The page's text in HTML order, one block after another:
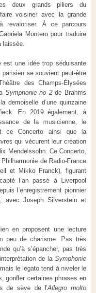
deux grands piliers du
voisiner avec la grande
revaloriser. À ce parcours
Montero pour traduire
laissée.
est une idée trop séduisante
se souvient peut-être
des Champs-Élysées
Symphonie no 2de Brahms
demoiselle d’une quinzaine
En 2019 également, à
de la musicienne, le
ce Concerto ainsi que la
qui vécurent leur création
Mendelssohn. Ce Concerto,
de Radio-France
et Mikko Franck), figurant
l’an passé à Liverpool
l’enregistrement pionnier
avec Joseph Silverstein et
en proposent une lecture
peu de charisme. Pas très
qu’à s’épancher, pas très
de la Symphonie
le legato tend à niveler le
gonfler certaines phrases en
de sève de l’Allegro molto